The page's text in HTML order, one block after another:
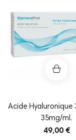
Acide Hyaluronique
35mg/ml.
49,00 €